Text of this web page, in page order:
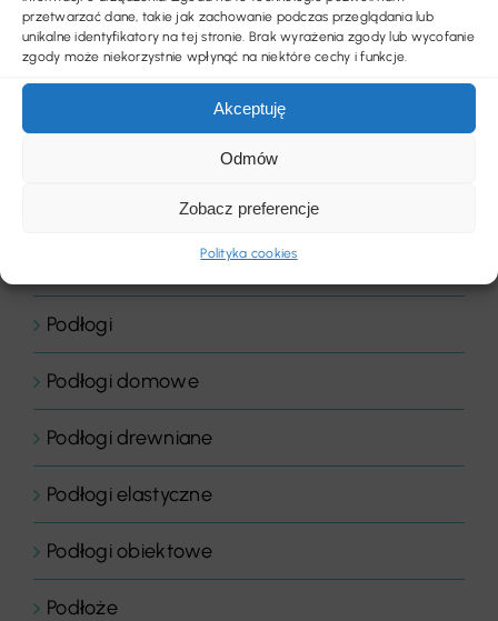
przetwarzać dane, takie jak zachowanie podczas przeglądania lub
unikalne identyfikatory na tej stronie. Brak wyrażenia zgody lub wycofanie
zgody może niekorzystnie wpłynąć na niektóre cechy i funkcje.
Akceptuję
Odmów
Zobacz preferencje
Polityka cookies
Panele drewniane
Placówki edukacyjne
Płytki dywanowe
Podłogi
Podłogi domowe
Podłogi drewniane
Podłogi elastyczne
Podłogi obiektowe
Podłoże